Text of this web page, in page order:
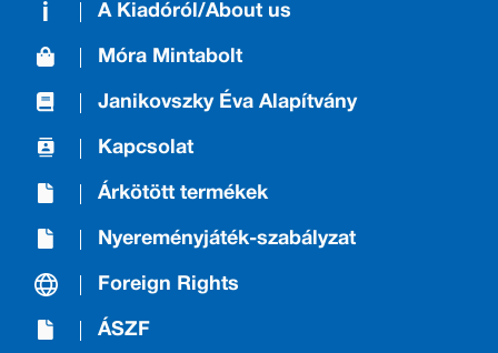
A Kiadóról/About us
Móra Mintabolt
Janikovszky Éva Alapítvány
Kapcsolat
Árkötött termékek
Nyereményjáték-szabályzat
Foreign Rights
ÁSZF